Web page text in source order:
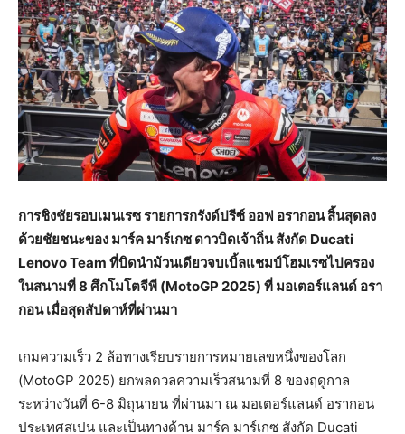
การชิงชัยรอบเมนเรซ รายการกรังด์ปรีซ์ ออฟ อรากอน สิ้นสุดลง
ด้วยชัยชนะของ มาร์ค มาร์เกซ ดาวบิดเจ้าถิ่น สังกัด Ducati
Lenovo Team ที่บิดนำม้วนเดียวจบเบิ้ลแชมป์โฮมเรซไปครอง
ในสนามที่ 8 ศึกโมโตจีพี (MotoGP 2025) ที่ มอเตอร์แลนด์ อรา
กอน เมื่อสุดสัปดาห์ที่ผ่านมา
เกมความเร็ว 2 ล้อทางเรียบรายการหมายเลขหนึ่งของโลก
(MotoGP 2025) ยกพลดวลความเร็วสนามที่ 8 ของฤดูกาล
ระหว่างวันที่ 6-8 มิถุนายน ที่ผ่านมา ณ มอเตอร์แลนด์ อรากอน
ประเทศสเปน และเป็นทางด้าน มาร์ค มาร์เกซ สังกัด Ducati